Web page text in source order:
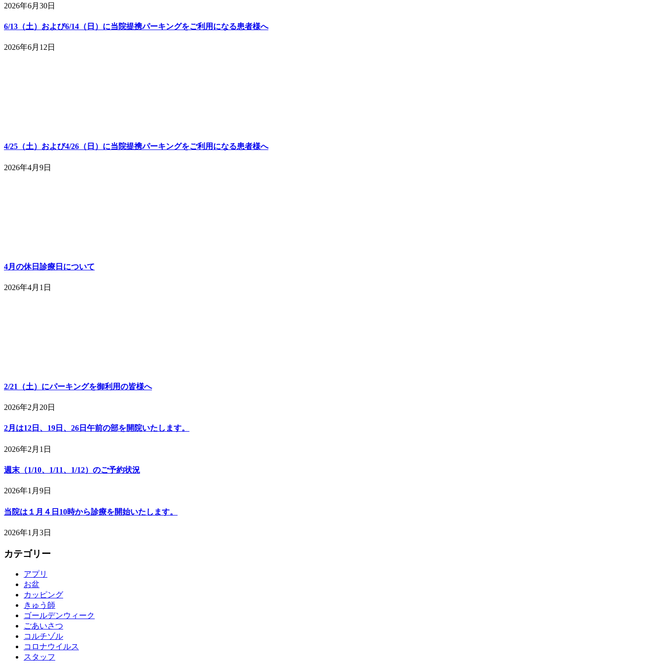
2026年6月30日
6/13（土）および6/14（日）に当院提携パーキングをご利用になる患者様へ
2026年6月12日
4/25（土）および4/26（日）に当院提携パーキングをご利用になる患者様へ
2026年4月9日
4月の休日診療日について
2026年4月1日
2/21（土）にパーキングを御利用の皆様へ
2026年2月20日
2月は12日、19日、26日午前の部を開院いたします。
2026年2月1日
週末（1/10、1/11、1/12）のご予約状況
2026年1月9日
当院は１月４日10時から診療を開始いたします。
2026年1月3日
カテゴリー
アプリ
お盆
カッピング
きゅう師
ゴールデンウィーク
ごあいさつ
コルチゾル
コロナウイルス
スタッフ